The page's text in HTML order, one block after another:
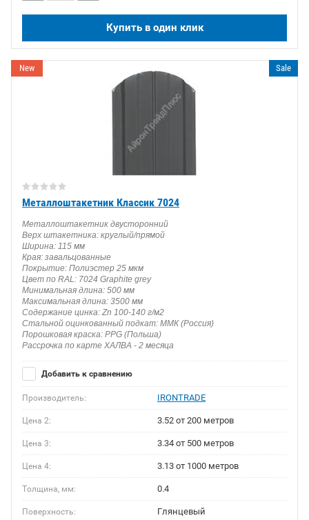
Купить в один клик
New Sale
Металлоштакетник Классик 7024
Металлоштакетник двусторонний
Верх штакетника: круглый/прямой
Ширина: 115 мм
Края: завальцованные
Покрытие: Полиэстер 25 мкм
Цвет по RAL: 7024 Graphite grey
Минимальная длина: 500 мм
Максимальная длина: 3500 мм
Содержание цинка: Zn 100-140 г/м2
Стальной оцинкованный подкат: ММК (Россия)
Порошковая краска: PPG (Польша)
Рассрочка по карте ХАЛВА - 2 месяца
Добавить к сравнению
Производитель: IRONTRADE
Цена 2: 3.52 от 200 метров
Цена 3: 3.34 от 500 метров
Цена 4: 3.13 от 1000 метров
Толщина, мм: 0.4
Поверхность: Глянцевый